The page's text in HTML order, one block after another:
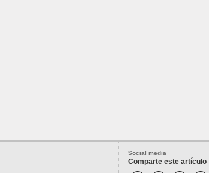
Social media
Comparte este artículo